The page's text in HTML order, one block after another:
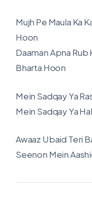
Mujh Pe Maula Ka
Hoon
Daaman Apna Rub
Bharta Hoon
Mein Sadqay Ya
Mein Sadqay Ya
Awaaz Ubaid Teri
Seenon Mein